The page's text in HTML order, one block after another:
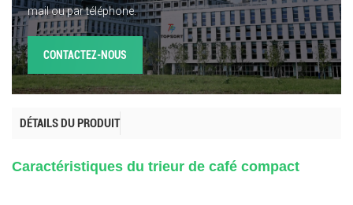
mail ou par téléphone.
CONTACTEZ-NOUS
DÉTAILS DU PRODUIT
Caractéristiques du trieur de café compact